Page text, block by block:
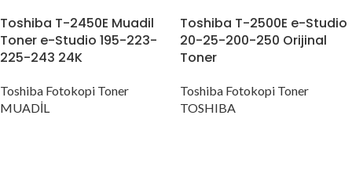
Toshiba T-2450E Muadil
Toner e-Studio 195-223-
225-243 24K
Toshiba Fotokopi Toner
MUADİL
Toshiba T-2500E e-Studio
20-25-200-250 Orijinal
Toner
Toshiba Fotokopi Toner
TOSHIBA